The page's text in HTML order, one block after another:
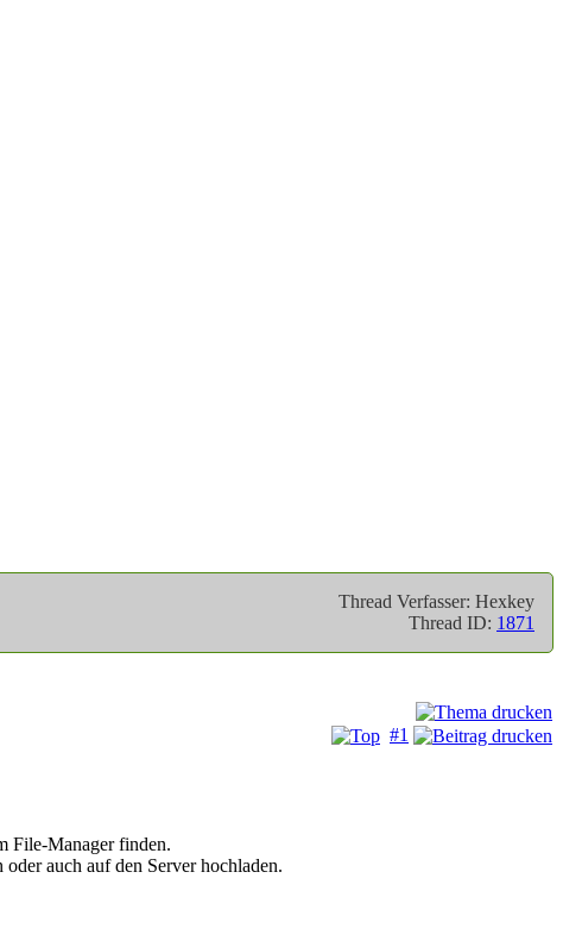
Thread Verfasser: Hexkey
Thread ID: 1871
#1
File-Manager finden.
auch auf den Server hochladen.